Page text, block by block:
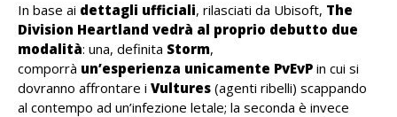
In base ai dettagli ufficiali, rilasciati da Ubisoft, The
Division Heartland vedrà al proprio debutto due
modalità: una, definita Storm,
comporrà un’esperienza unicamente PvEvP in cui si
dovranno affrontare i Vultures (agenti ribelli) scappando
al contempo ad un’infezione letale; la seconda è invece